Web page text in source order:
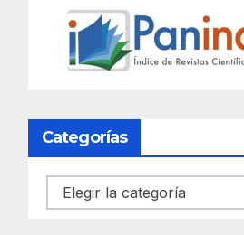
Categorías
Categorías